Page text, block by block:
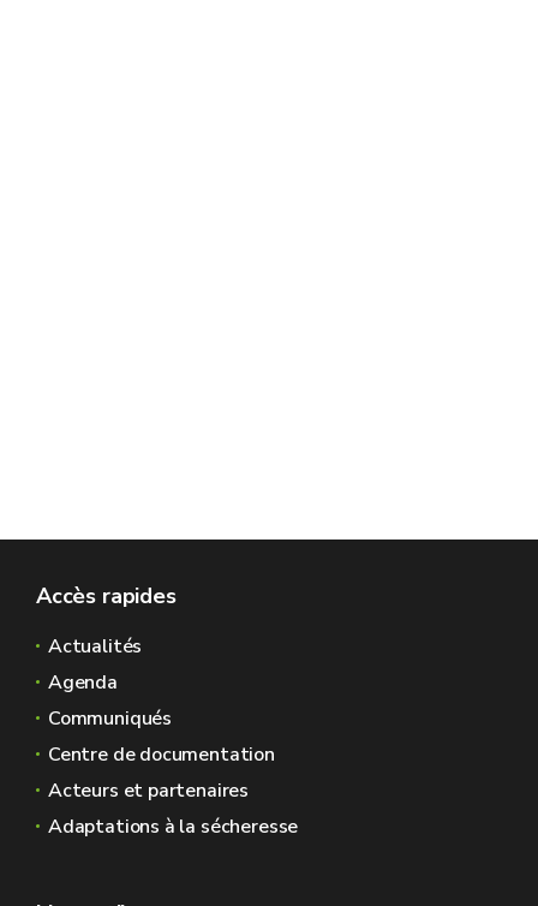
Accès rapides
Actualités
Agenda
Communiqués
Centre de documentation
Acteurs et partenaires
Adaptations à la sécheresse